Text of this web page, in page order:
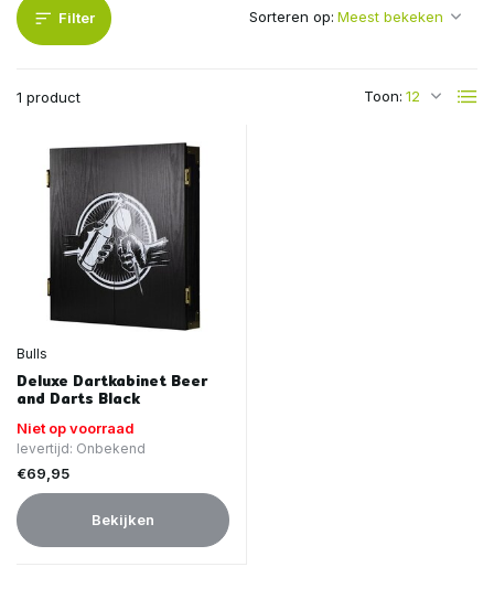
Filter
1 product Toon:
Sorteren op:
Bulls
Deluxe Dartkabinet Beer
and Darts Black
Niet op voorraad
levertijd: Onbekend
€69,95
Bekijken